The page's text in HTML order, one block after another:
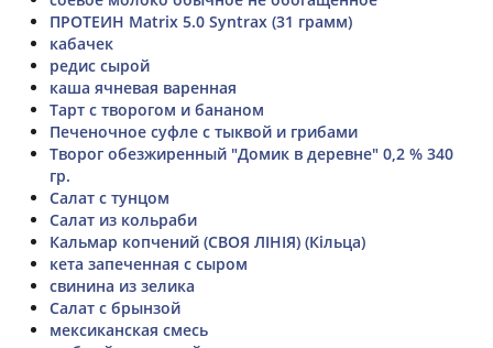
ПРОТЕИН Matrix 5.0 Syntrax (31 грамм)
кабачек
редис сырой
каша ячневая варенная
Тарт с творогом и бананом
Печеночное суфле с тыквой и грибами
Творог обезжиренный "Домик в деревне" 0,2 % 340
гр.
Салат с тунцом
Салат из кольраби
Кальмар копчений (СВОЯ ЛІНІЯ) (Кільца)
кета запеченная с сыром
свинина из зелика
Салат с брынзой
мексиканская смесь